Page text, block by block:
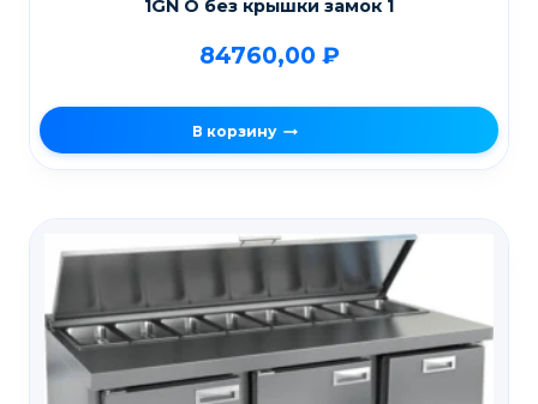
1GN О без крышки замок 1
84760,00 ₽
В корзину